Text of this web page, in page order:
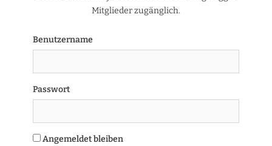
Mitglieder zugänglich.
Benutzername
Passwort
Angemeldet bleiben